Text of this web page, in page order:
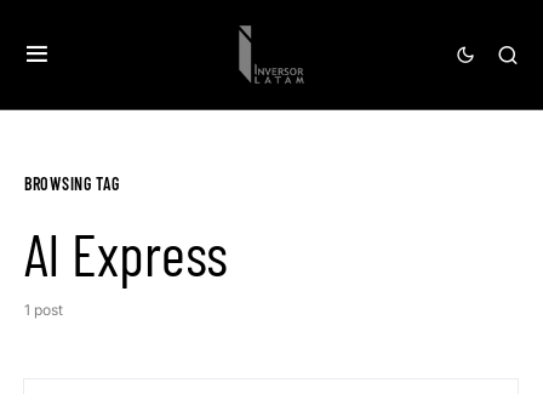
BROWSING TAG
Al Express
1 post